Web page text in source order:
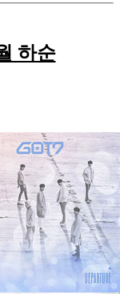
하순